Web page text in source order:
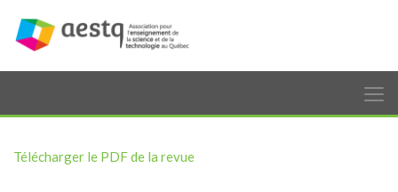
Télécharger le PDF de la revue